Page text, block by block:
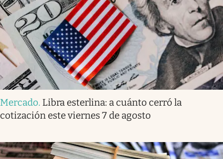
Mercado. Libra esterlina: a cuánto cerró la
cotización este viernes 7 de agosto